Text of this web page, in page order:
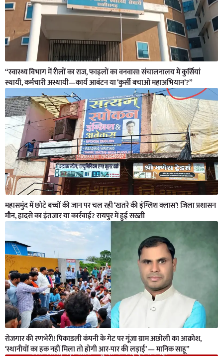
“स्वास्थ्य विभाग में रीलों का राज, फाइलों का वनवास! संचालनालय में कुर्सियां
स्थायी, कर्मचारी अस्थायी—कार्य आबंटन या ‘कुर्सी बचाओ महाअभियान’?”
महासमुंद में छोटे बच्चों की जान पर चल रही ‘खतरे की इंग्लिश क्लास’! जिला प्रशासन
मौन, हादसे का इंतजार या कार्रवाई? रायपुर में हुई सख्ती
रोजगार की रणभेरी! पिकाडली कंपनी के गेट पर गूंजा ग्राम अछोली का आक्रोश,
‘स्थानीयों का हक नहीं मिला तो होगी आर-पार की लड़ाई’ — मानिक साहू”